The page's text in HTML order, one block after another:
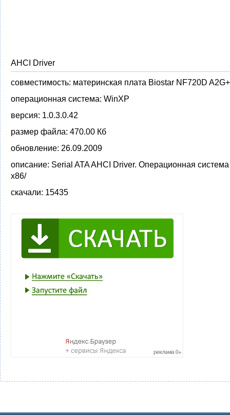
AHCI Driver
совместимость: материнская плата Biostar NF720D A2G+
операционная система: WinXP
версия: 1.0.3.0.42
размер файла: 470.00 Кб
обновление: 26.09.2009
описание: Serial ATA AHCI Driver. Операционная
x86/
скачали: 15435